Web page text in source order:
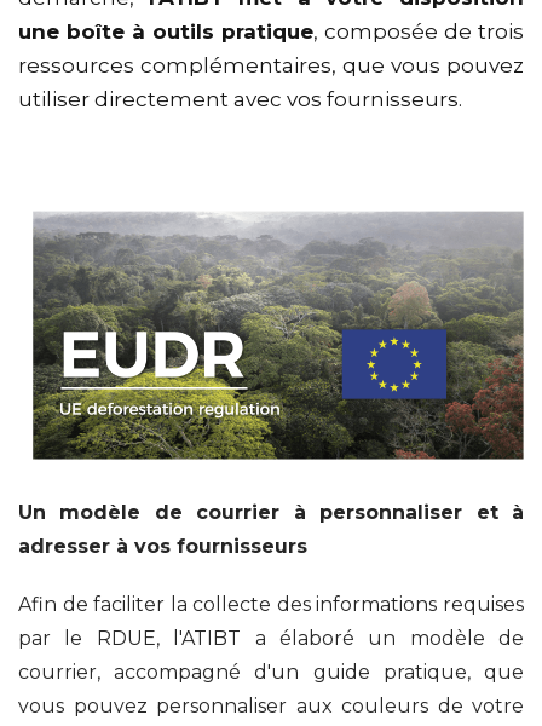
une boîte à outils pratique, composée de trois
ressources complémentaires, que vous pouvez
utiliser directement avec vos fournisseurs.
Un modèle de courrier à personnaliser et à
adresser à vos fournisseurs
Afin de faciliter la collecte des informations requises
par le RDUE, l'ATIBT a élaboré un modèle de
courrier, accompagné d'un guide pratique, que
vous pouvez personnaliser aux couleurs de votre